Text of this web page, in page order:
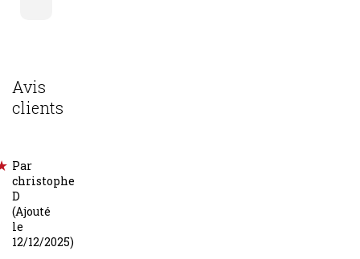
Avis
clients
Par
christophe
D
(Ajouté
le
12/12/2025)